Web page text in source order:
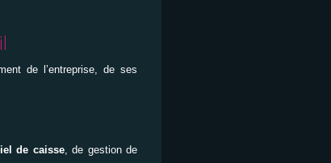
de l’entreprise, de ses
de caisse, de gestion de